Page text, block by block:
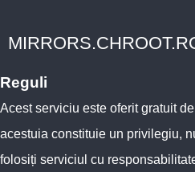
Reguli
Acest serviciu este oferit gratuit de
acestuia constituie un privilegiu,
folosiți serviciul cu